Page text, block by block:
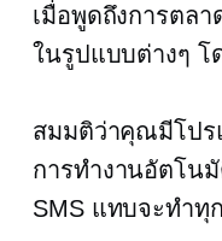
เมื่อพูดถึงการตล
ในรูปแบบต่างๆ โ
สมมติว่าคุณมีโปร
การทำงานอัตโน
SMS แทบจะทำทุ